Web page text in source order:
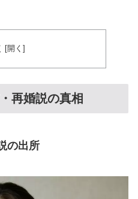
再婚説の真相
の出所